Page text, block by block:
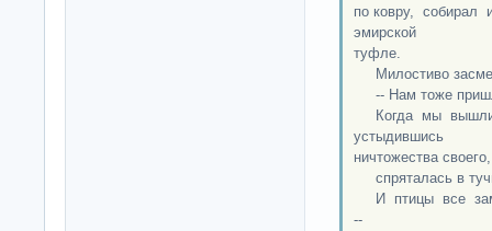
по ковру, собирал
эмирской
туфле.
Милостиво
-- Нам тоже
Когда мы
устыдившись
ничтожества своего,
спряталась в
И птицы все
--